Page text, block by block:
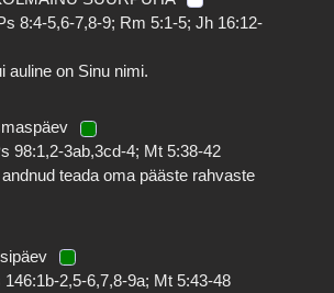
8:4-5,6-7,8-9; Rm 5:1-5; Jh 16:12-
auline on Sinu nimi.
98:1,2-3ab,3cd-4; Mt 5:38-42
teada oma pääste rahvaste
146:1b-2,5-6,7,8-9a; Mt 5:43-48